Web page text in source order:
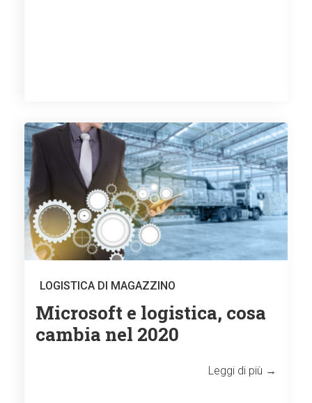
LOGISTICA DI MAGAZZINO
Microsoft e logistica, cosa
cambia nel 2020
Leggi di più →